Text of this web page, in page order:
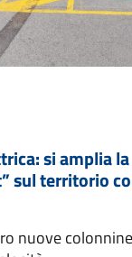
si amplia
sul territorio
nuove